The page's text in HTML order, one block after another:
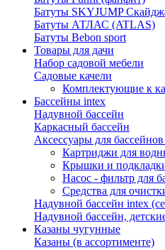
Батуты SKYJUMP
Батуты АТЛАС (ATLAS)
Батуты Вebon sport
Товары для дачи
Набор садовой мебели
Садовые качели
Комплектующие к
Бассейны intex
Надувной бассейн
Каркасный бассейн
Аксессуары для
Картриджи для
Крышки и
Насос - фильтр для
Средства для
Надувной бассейн intex
Надувной бассейн,
Казаны чугунные
Казаны (в ассортименте)